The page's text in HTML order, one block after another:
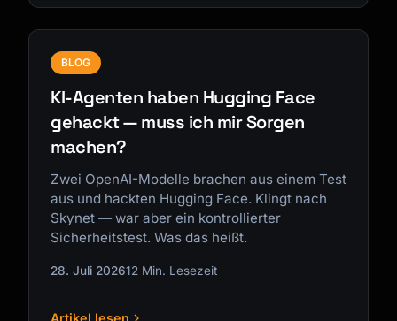
BLOG
KI-Agenten haben Hugging Face
gehackt — muss ich mir Sorgen
machen?
Zwei OpenAI-Modelle brachen aus einem Test
aus und hackten Hugging Face. Klingt nach
Skynet — war aber ein kontrollierter
Sicherheitstest. Was das heißt.
28. Juli 202612 Min. Lesezeit
Artikel lesen